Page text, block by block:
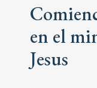
en el
Jesus